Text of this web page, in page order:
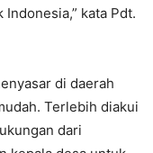
kata Pdt.
di daerah
Terlebih diakui
dari